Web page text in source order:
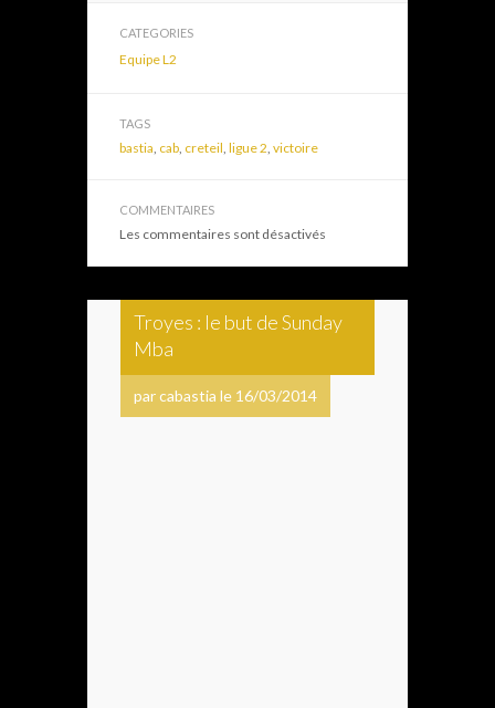
CATEGORIES
Equipe L2
TAGS
bastia, cab, creteil, ligue 2, victoire
COMMENTAIRES
Les commentaires sont désactivés
Troyes : le but de Sunday
Mba
par cabastia le 16/03/2014